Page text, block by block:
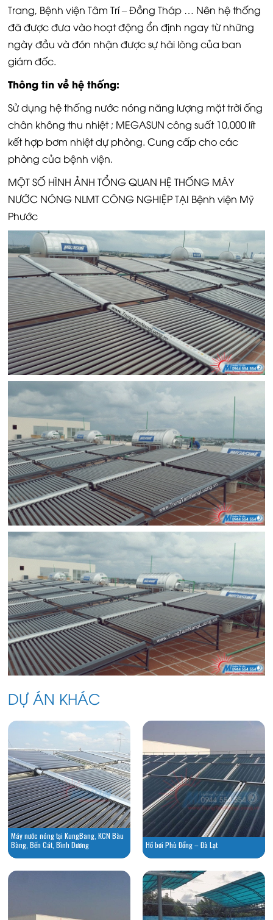
Trang, Bệnh viện Tâm Trí – Đồng Tháp … Nên hệ thống
đã được đưa vào hoạt động ổn định ngay từ những
ngày đầu và đón nhận được sự hài lòng của ban
giám đốc.
Thông tin về hệ thống:
Sử dụng hệ thống nước nóng năng lượng mặt trời ống
chân không thu nhiệt ; MEGASUN công suất 10,000 lít
kết hợp bơm nhiệt dự phòng. Cung cấp cho các
phòng của bệnh viện.
MỘT SỐ HÌNH ẢNH TỔNG QUAN HỆ THỐNG MÁY
NƯỚC NÓNG NLMT CÔNG NGHIỆP TẠI Bệnh viện Mỹ
Phước
DỰ ÁN KHÁC
Máy nước nóng tại KungBang, KCN Bàu
Bàng, Bến Cát, Bình Dương
Hồ bơi Phù Đổng – Đà Lạt